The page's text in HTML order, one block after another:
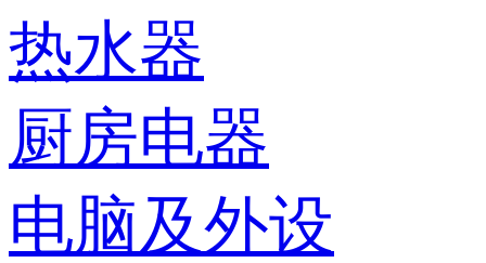
热水器
厨房电器
电脑及外设